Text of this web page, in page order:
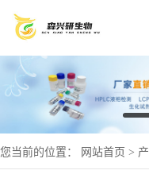
您当前的位置： 网站首页 >